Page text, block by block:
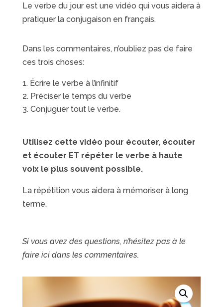
Le verbe du jour est une vidéo qui vous aidera à
pratiquer la conjugaison en français.
Dans les commentaires, n’oubliez pas de faire
ces trois choses:
Écrire le verbe à l’infinitif
Préciser le temps du verbe
Conjuguer tout le verbe.
Utilisez cette vidéo pour écouter, écouter
et écouter ET répéter le verbe à haute
voix le plus souvent possible.
La répétition vous aidera à mémoriser à long
terme.
Si vous avez des questions, n’hésitez pas à le
faire ici dans les commentaires.